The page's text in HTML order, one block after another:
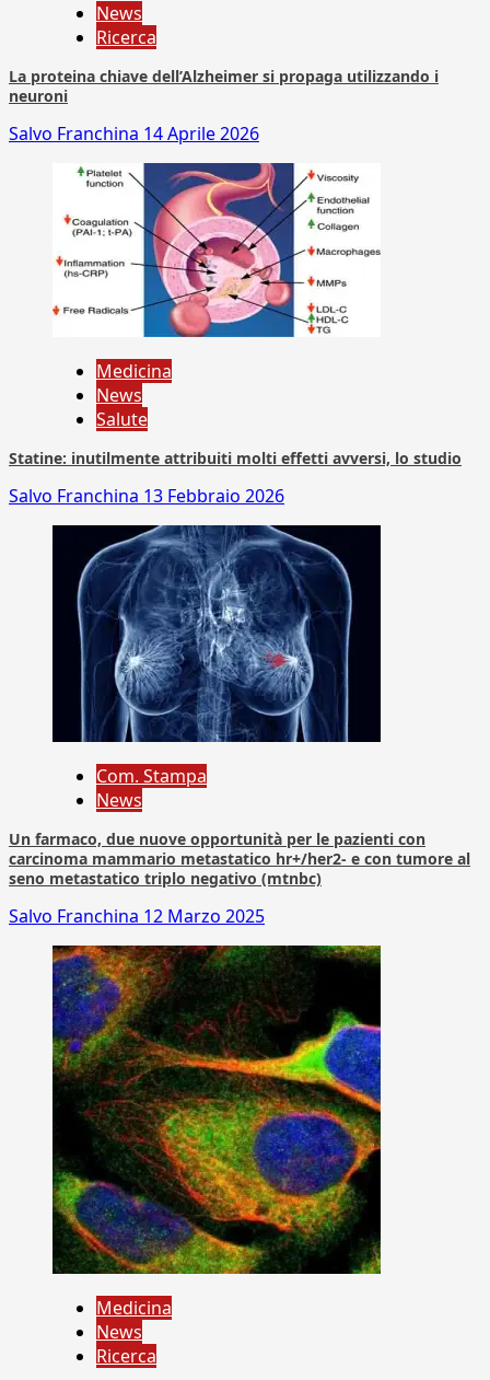
News
Ricerca
La proteina chiave dell’Alzheimer si propaga utilizzando i
neuroni
Salvo Franchina 14 Aprile 2026
Medicina
News
Salute
Statine: inutilmente attribuiti molti effetti avversi, lo studio
Salvo Franchina 13 Febbraio 2026
Com. Stampa
News
Un farmaco, due nuove opportunità per le pazienti con
carcinoma mammario metastatico hr+/her2- e con tumore al
seno metastatico triplo negativo (mtnbc)
Salvo Franchina 12 Marzo 2025
Medicina
News
Ricerca